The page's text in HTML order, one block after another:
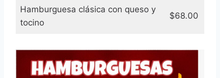
Hamburguesa clásica con queso y
tocino
$68.00